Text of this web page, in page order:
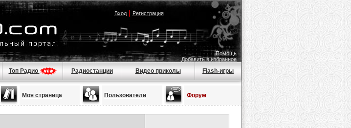
Вход| Регистрация
Помощь
Добавить в избранное
Топ Радио Радиостанции Видео приколы Flash-игры
Моя страница Пользователи Форум